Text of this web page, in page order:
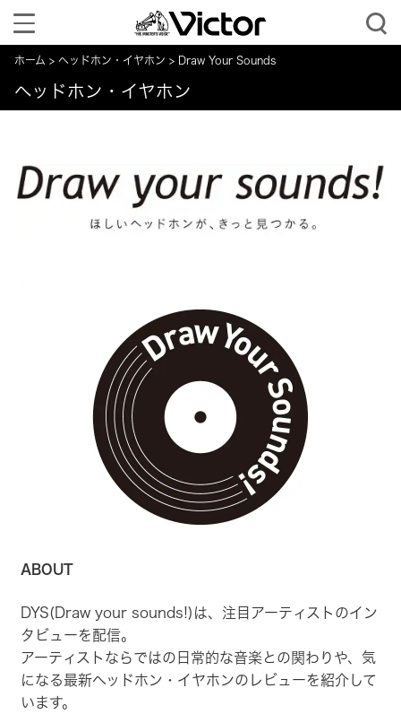
Toggle
navigation
ホーム ヘッドホン・イヤホン Draw Your Sounds
ヘッドホン・イヤホン
ABOUT
DYS(Draw your sounds!)は、注目アーティストのイン
タビューを配信。
アーティストならではの日常的な音楽との関わりや、気
になる最新ヘッドホン・イヤホンのレビューを紹介して
います。